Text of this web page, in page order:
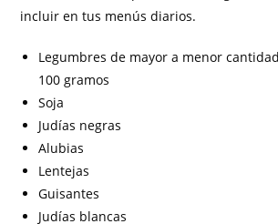
incluir en tus menús diarios.
Legumbres de mayor a menor
100 gramos
Soja
Judías negras
Alubias
Lentejas
Guisantes
Judías blancas